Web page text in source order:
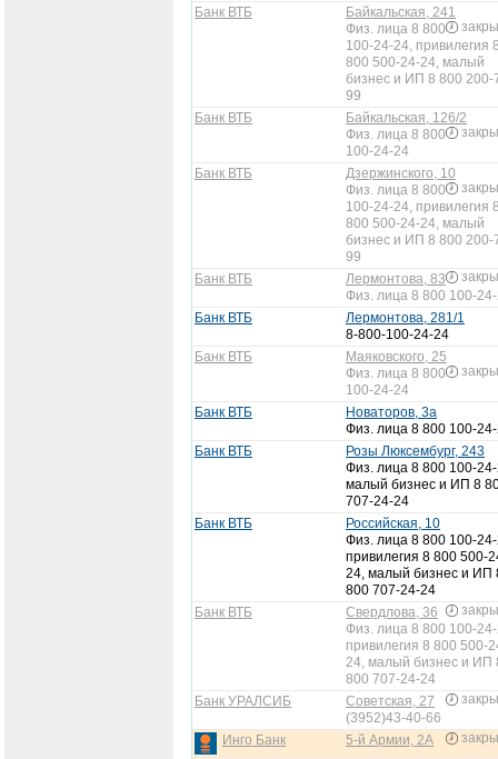
Банк ВТБ
Байкальская, 241
Физ. лица 8 800
100-24-24, привилегия
800 500-24-24, малый
бизнес и ИП 8 800 200-
99
Банк ВТБ
Байкальская, 126/2
Физ. лица 8 800
100-24-24
Банк ВТБ
Дзержинского, 10
Физ. лица 8 800
100-24-24, привилегия
800 500-24-24, малый
бизнес и ИП 8 800 200-
99
Банк ВТБ
Лермонтова, 83
Физ. лица 8 800 100-
Банк ВТБ
Лермонтова, 281/1
8-800-100-24-24
Банк ВТБ
Маяковского, 25
Физ. лица 8 800
100-24-24
Банк ВТБ
Новаторов, 3а
Физ. лица 8 800 100-
Банк ВТБ
Розы Люксембург, 243
Физ. лица 8 800 100-
малый бизнес и ИП 8
707-24-24
Банк ВТБ
Российская, 10
Физ. лица 8 800 100-
привилегия 8 800 500-
24, малый бизнес и ИП
800 707-24-24
Банк ВТБ
Свердлова, 36
Физ. лица 8 800 100-
привилегия 8 800 500-
24, малый бизнес и ИП
800 707-24-24
Банк УРАЛСИБ
Советская, 27
(3952)43-40-66
Инго Банк
5-й Армии, 2А